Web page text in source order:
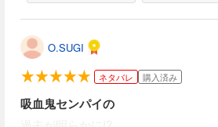
O.SUGI
ネタバレ 購入済み
吸血鬼センパイの